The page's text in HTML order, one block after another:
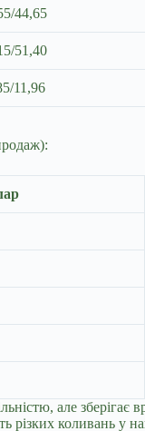
44,65
51,40
11,96
але зберігає
коливань у